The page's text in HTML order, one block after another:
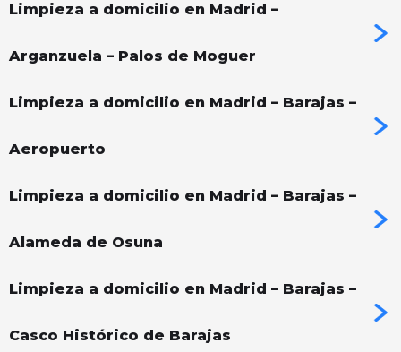
Limpieza a domicilio en Madrid –
Arganzuela – Palos de Moguer
Limpieza a domicilio en Madrid – Barajas –
Aeropuerto
Limpieza a domicilio en Madrid – Barajas –
Alameda de Osuna
Limpieza a domicilio en Madrid – Barajas –
Casco Histórico de Barajas